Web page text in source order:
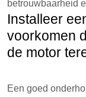
betrouwbaarheid
Installeer
voorkomen
de motor
Een goed